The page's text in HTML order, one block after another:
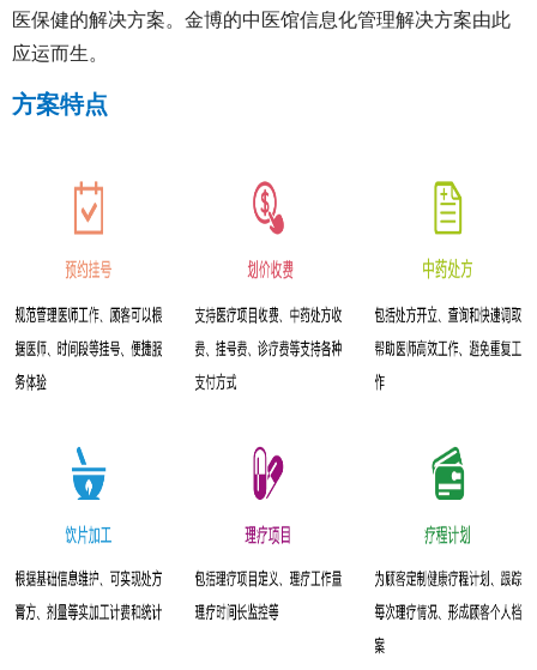
医保健的解决方案。金博的中医馆信息化管理解决方案由此
应运而生。
方案特点